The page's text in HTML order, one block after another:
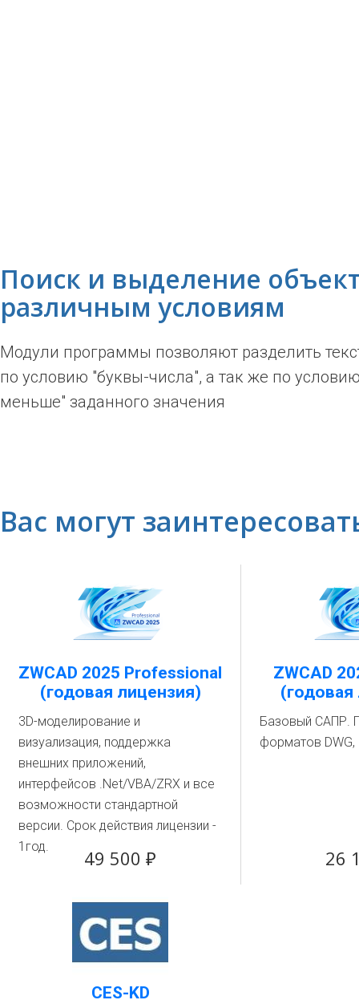
Поиск и выделение
различным условиям
Модули программы позволяют разделить
по условию "буквы-числа", а так же по
меньше" заданного значения
Вас могут
ZWCAD 2025 Professional
(годовая лицензия)
3D-моделирование и
визуализация, поддержка
внешних приложений,
интерфейсов .Net/VBA/ZRX и все
возможности стандартной
версии. Срок действия лицензии -
1год.
49 500 ₽
ZWCAD
Базовый САПР.
форматов DWG,
26
CES-KD